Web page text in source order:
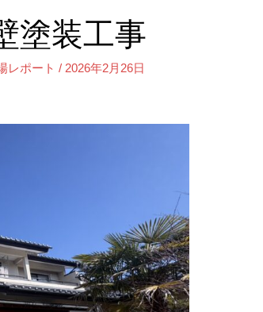
塗装工事
レポート / 2026年2月26日